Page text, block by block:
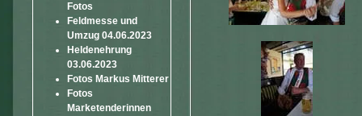
Fotos
Feldmesse und
Umzug 04.06.2023
Heldenehrung
03.06.2023
Fotos Markus Mitterer
Fotos
Marketenderinnen